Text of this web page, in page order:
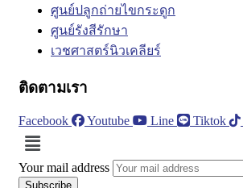
ศูนย์ปลูกถ่ายไขกระดูก
ศูนย์รังสีรักษา
เวชศาสตร์นิวเคลียร์
ติดตามเรา
Facebook Youtube Line Tiktok
Menu
Your mail address